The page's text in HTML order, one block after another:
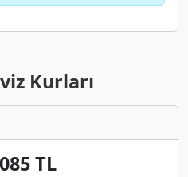
Kurları
TL